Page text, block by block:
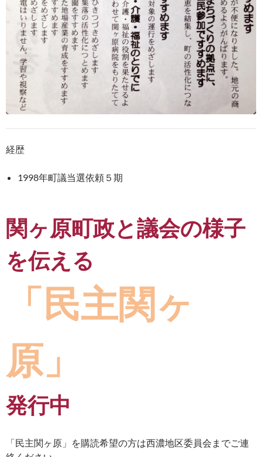
経歴
1998年町議当選依頼５期
関ヶ原町政と議会の様子
を伝える
「民主関ヶ
原」
発行中
「民主関ヶ原」を購読希望の方は西濃地区委員会までご連